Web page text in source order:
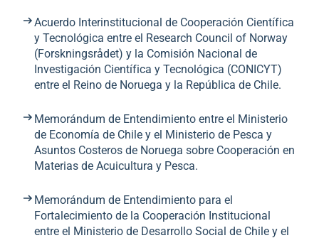
Acuerdo Interinstitucional de Cooperación Científica
y Tecnológica entre el Research Council of Norway
(Forskningsrådet) y la Comisión Nacional de
Investigación Científica y Tecnológica (CONICYT)
entre el Reino de Noruega y la República de Chile.
Memorándum de Entendimiento entre el Ministerio
de Economía de Chile y el Ministerio de Pesca y
Asuntos Costeros de Noruega sobre Cooperación en
Materias de Acuicultura y Pesca.
Memorándum de Entendimiento para el
Fortalecimiento de la Cooperación Institucional
entre el Ministerio de Desarrollo Social de Chile y el